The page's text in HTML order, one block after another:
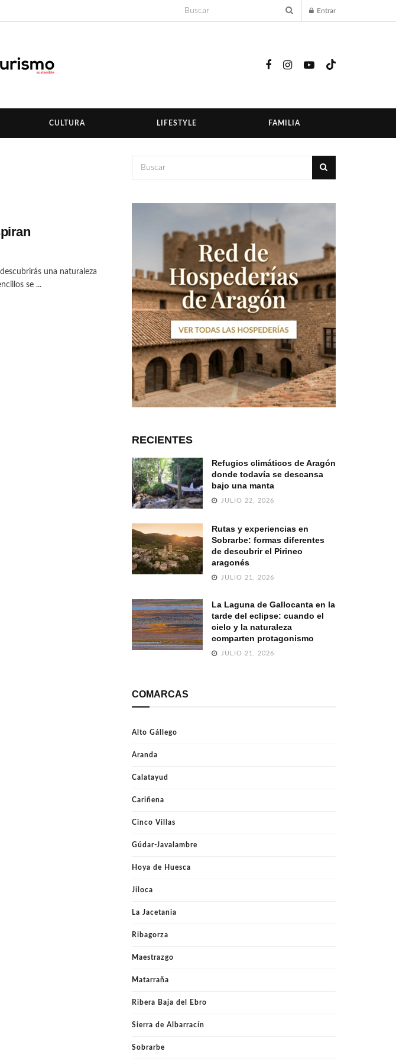
Entrar
CULTURA LIFESTYLE FAMILIA
una naturaleza
se ...
RECIENTES
Refugios climáticos de Aragón
donde todavía se descansa
bajo una manta
JULIO 22, 2026
Rutas y experiencias en
Sobrarbe: formas diferentes
de descubrir el Pirineo
aragonés
JULIO 21, 2026
La Laguna de Gallocanta en la
tarde del eclipse: cuando el
cielo y la naturaleza
comparten protagonismo
JULIO 21, 2026
COMARCAS
Alto Gállego
Aranda
Calatayud
Cariñena
Cinco Villas
Gúdar-Javalambre
Hoya de Huesca
Jiloca
La Jacetania
Ribagorza
Maestrazgo
Matarraña
Ribera Baja del Ebro
Sierra de Albarracín
Sobrarbe